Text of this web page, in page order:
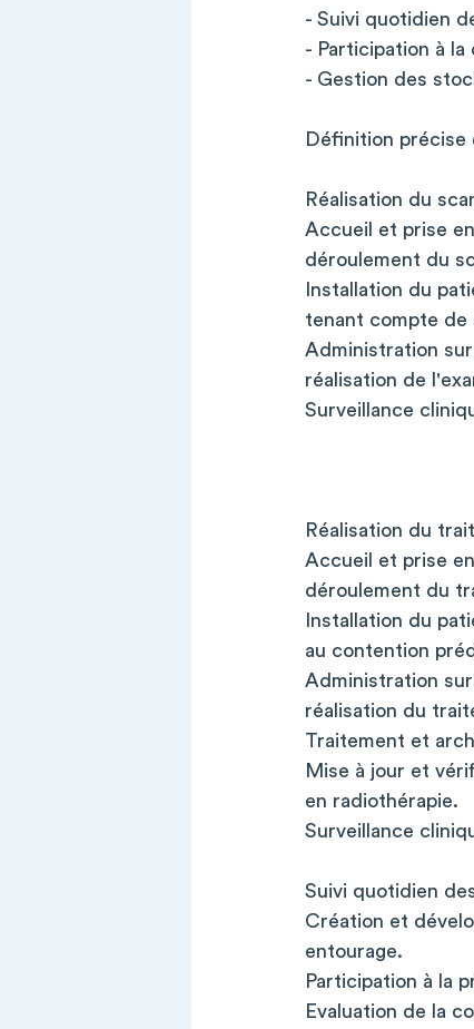
- Suivi quotidien
- Participation à
- Gestion des
Définition précise
Réalisation du
Accueil et prise
déroulement du
Installation du
tenant compte de
Administration
réalisation de
Surveillance
Réalisation du
Accueil et prise
déroulement du
Installation du
au contention
Administration
réalisation du
Traitement et
Mise à jour et
en radiothérapie.
Surveillance
Suivi quotidien
Création et
entourage.
Participation à la
Evaluation de la